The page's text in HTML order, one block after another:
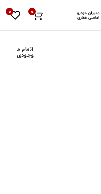
0
0
اتمام م
وجودی